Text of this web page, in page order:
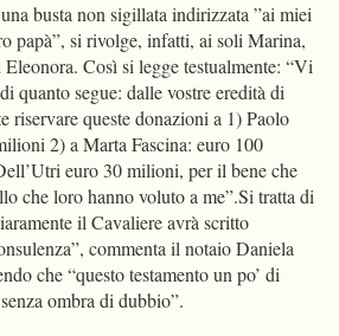
busta non sigillata indirizzata ”ai miei
papà”, si rivolge, infatti, ai soli Marina,
Così si legge testualmente: “Vi
quanto segue: dalle vostre eredità di
riservare queste donazioni a 1) Paolo
2) a Marta Fascina: euro 100
euro 30 milioni, per il bene che
che loro hanno voluto a me”.Si tratta di
il Cavaliere avrà scritto
commenta il notaio Daniela
che “questo testamento un po’ di
ombra di dubbio”.